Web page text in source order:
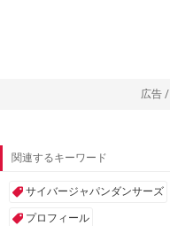
広告
関連するキーワード
サイバージャパンダンサーズ
プロフィール